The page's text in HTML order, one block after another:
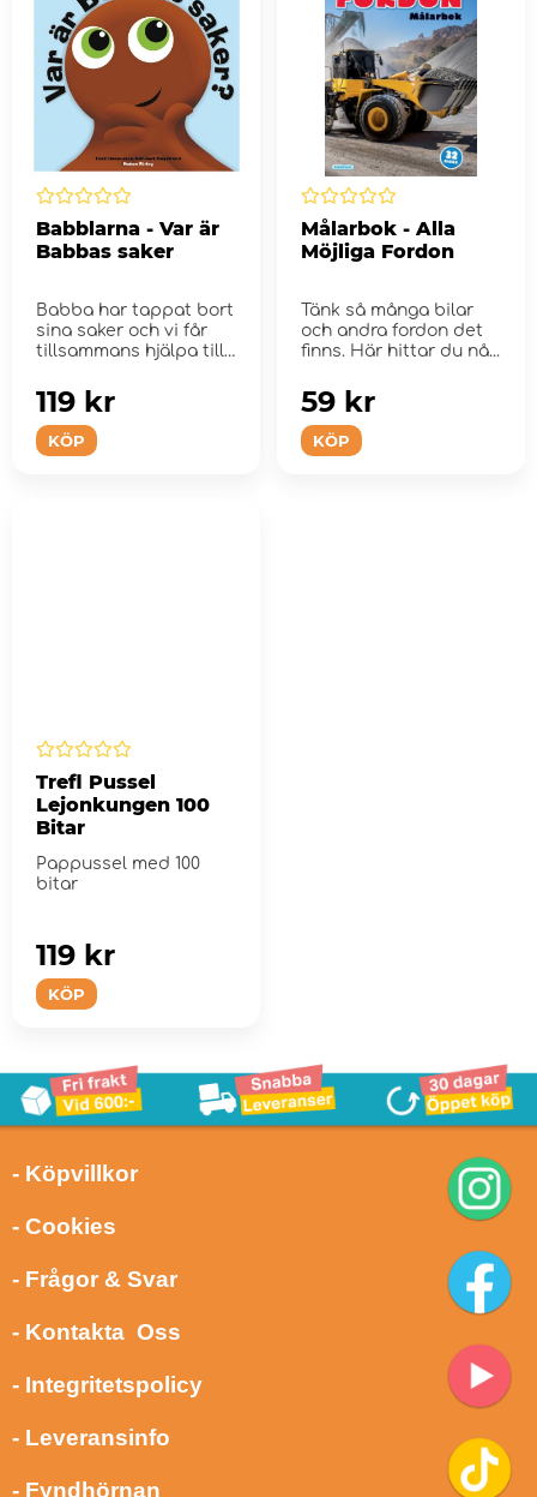
Babblarna - Var är
Babbas saker
Babba har tappat bort
sina saker och vi får
tillsammans hjälpa till
KÖP
119 kr
Målarbok - Alla
Möjliga Fordon
Tänk så många bilar
och andra fordon det
finns. Här hittar du nå...
KÖP
59 kr
Trefl Pussel
Lejonkungen 100
Bitar
Pappussel med 100
bitar
KÖP
119 kr
- Köpvillkor
- Cookies
- Frågor & Svar
- Kontakta Oss
- Integritetspolicy
- Leveransinfo
- Fyndhörnan